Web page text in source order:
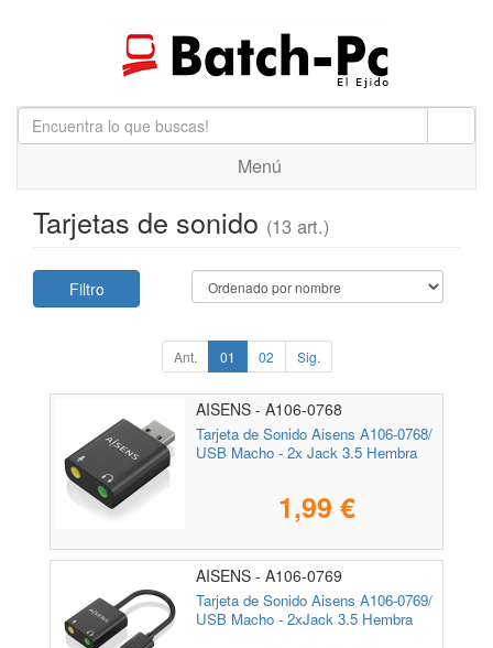
Menú
Tarjetas de sonido (13 art.)
Filtro
Ant. 01 02 Sig.
AISENS - A106-0768
Tarjeta de Sonido Aisens A106-0768/
USB Macho - 2x Jack 3.5 Hembra
1,99 €
AISENS - A106-0769
Tarjeta de Sonido Aisens A106-0769/
USB Macho - 2xJack 3.5 Hembra